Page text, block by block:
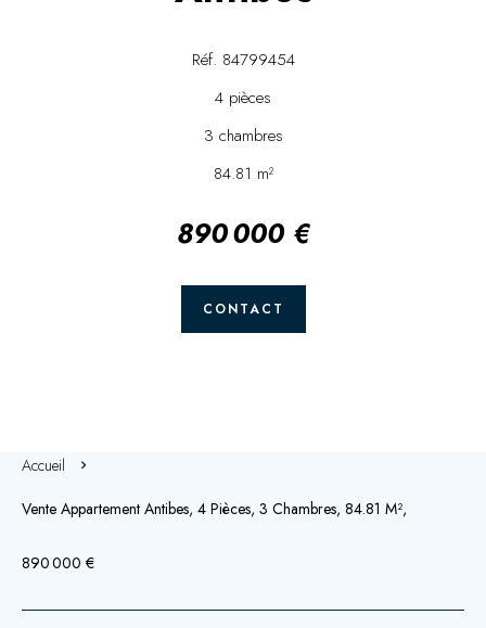
Réf. 84799454
4 pièces
3 chambres
84.81 m²
890 000 €
CONTACT
Accueil
Vente Appartement Antibes, 4 Pièces, 3 Chambres, 84.81 M²,
890 000 €